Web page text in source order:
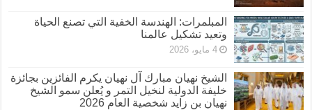
المبلمرات: الهندسة الخفية التي تصنع الحياة
وتعيد تشكيل عالمنا
4 مايو، 2026
الشيخ نهيان مبارك آل نهيان يكرم الفائزين بجائزة
خليفة الدولية لنخيل التمر و يُعلن سمو الشيخ
نهيان بن زايد شخصية العام 2026